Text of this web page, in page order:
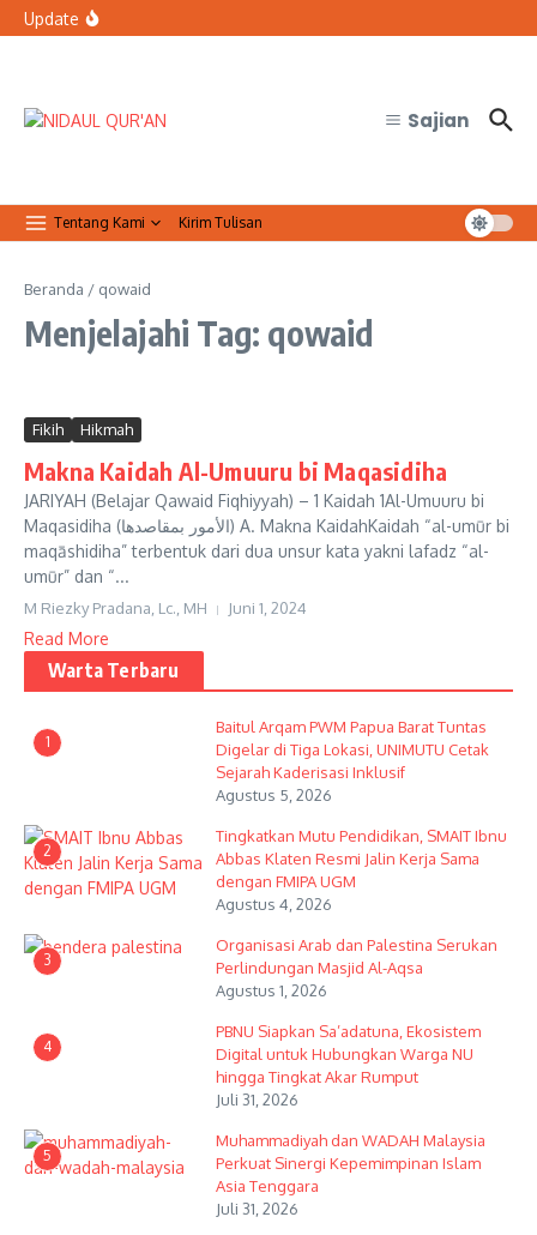
Lewati ke konten
Update
Sajian
Tentang Kami Kirim Tulisan
Beranda / qowaid
Menjelajahi Tag: qowaid
Fikih Hikmah
Makna Kaidah Al-Umuuru bi Maqasidiha
JARIYAH (Belajar Qawaid Fiqhiyyah) – 1 Kaidah 1Al-Umuuru bi
Maqasidiha (الأمور بمقاصدها) A. Makna KaidahKaidah “al-umūr bi
maqāshidiha” terbentuk dari dua unsur kata yakni lafadz “al-
umūr” dan “...
M Riezky Pradana, Lc., MH Juni 1, 2024
Read More
Warta Terbaru
1
Baitul Arqam PWM Papua Barat Tuntas
Digelar di Tiga Lokasi, UNIMUTU Cetak
Sejarah Kaderisasi Inklusif
Agustus 5, 2026
2
Tingkatkan Mutu Pendidikan, SMAIT Ibnu
Abbas Klaten Resmi Jalin Kerja Sama
dengan FMIPA UGM
Agustus 4, 2026
3
Organisasi Arab dan Palestina Serukan
Perlindungan Masjid Al-Aqsa
Agustus 1, 2026
4
PBNU Siapkan Sa’adatuna, Ekosistem
Digital untuk Hubungkan Warga NU
hingga Tingkat Akar Rumput
Juli 31, 2026
5
Muhammadiyah dan WADAH Malaysia
Perkuat Sinergi Kepemimpinan Islam
Asia Tenggara
Juli 31, 2026